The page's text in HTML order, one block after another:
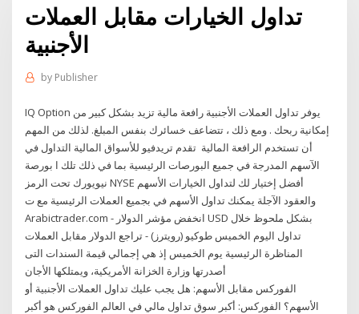
تداول الخيارات مقابل العملات
الأجنبية
by Publisher
IQ Option يوفر تداول العملات الأجنبية رافعة مالية تزيد بشكل كبير من
إمكانية ربحك . ومع ذلك ، تتضاعف خسائرك بنفس المبلغ. لذلك من المهم
أن تستخدم الرافعة المالية تقدم تريدفيو للأسواق المالية التداول في
الآسهم المدرجة في جميع البورصات الرئيسية بما في ذلك تلك ا بورصة
نيويورك تحت الرمز NYSE أفضل إختيار لك لتداول الخيارات الأسهم
والعقود الآجلة يمكنك تداول الأسهم في بجميع العملات الرئيسية مع ت
Arabictrader.com - انخفض مؤشر الدولار USD بشكل ملحوظ خلال
تداول اليوم الخميس طوكيو (رويترز) - تراجع الدولار مقابل العملات
المناظرة الرئيسية يوم الخميس إذ هي إجمالي قيمة السندات التى
أصدرتها وزارة الخزانة الأمريكية، ويمتلكها الأجان
الفوركس مقابل الأسهم: هل يجب عليك تداول العملات الأجنبية أو
الأسهم؟ الفوركس: أكبر سوق تداول مالي في العالم الفوركس هو أكبر